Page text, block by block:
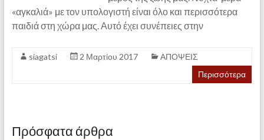
«αγκαλιά» με τον υπολογιστή είναι όλο και περισσότερα
παιδιά στη χώρα μας. Αυτό έχει συνέπειες στην
siagatsi 2 Μαρτίου 2017
ΑΠΟΨΕΙΣ
Περισσότερα
Πρόσφατα άρθρα